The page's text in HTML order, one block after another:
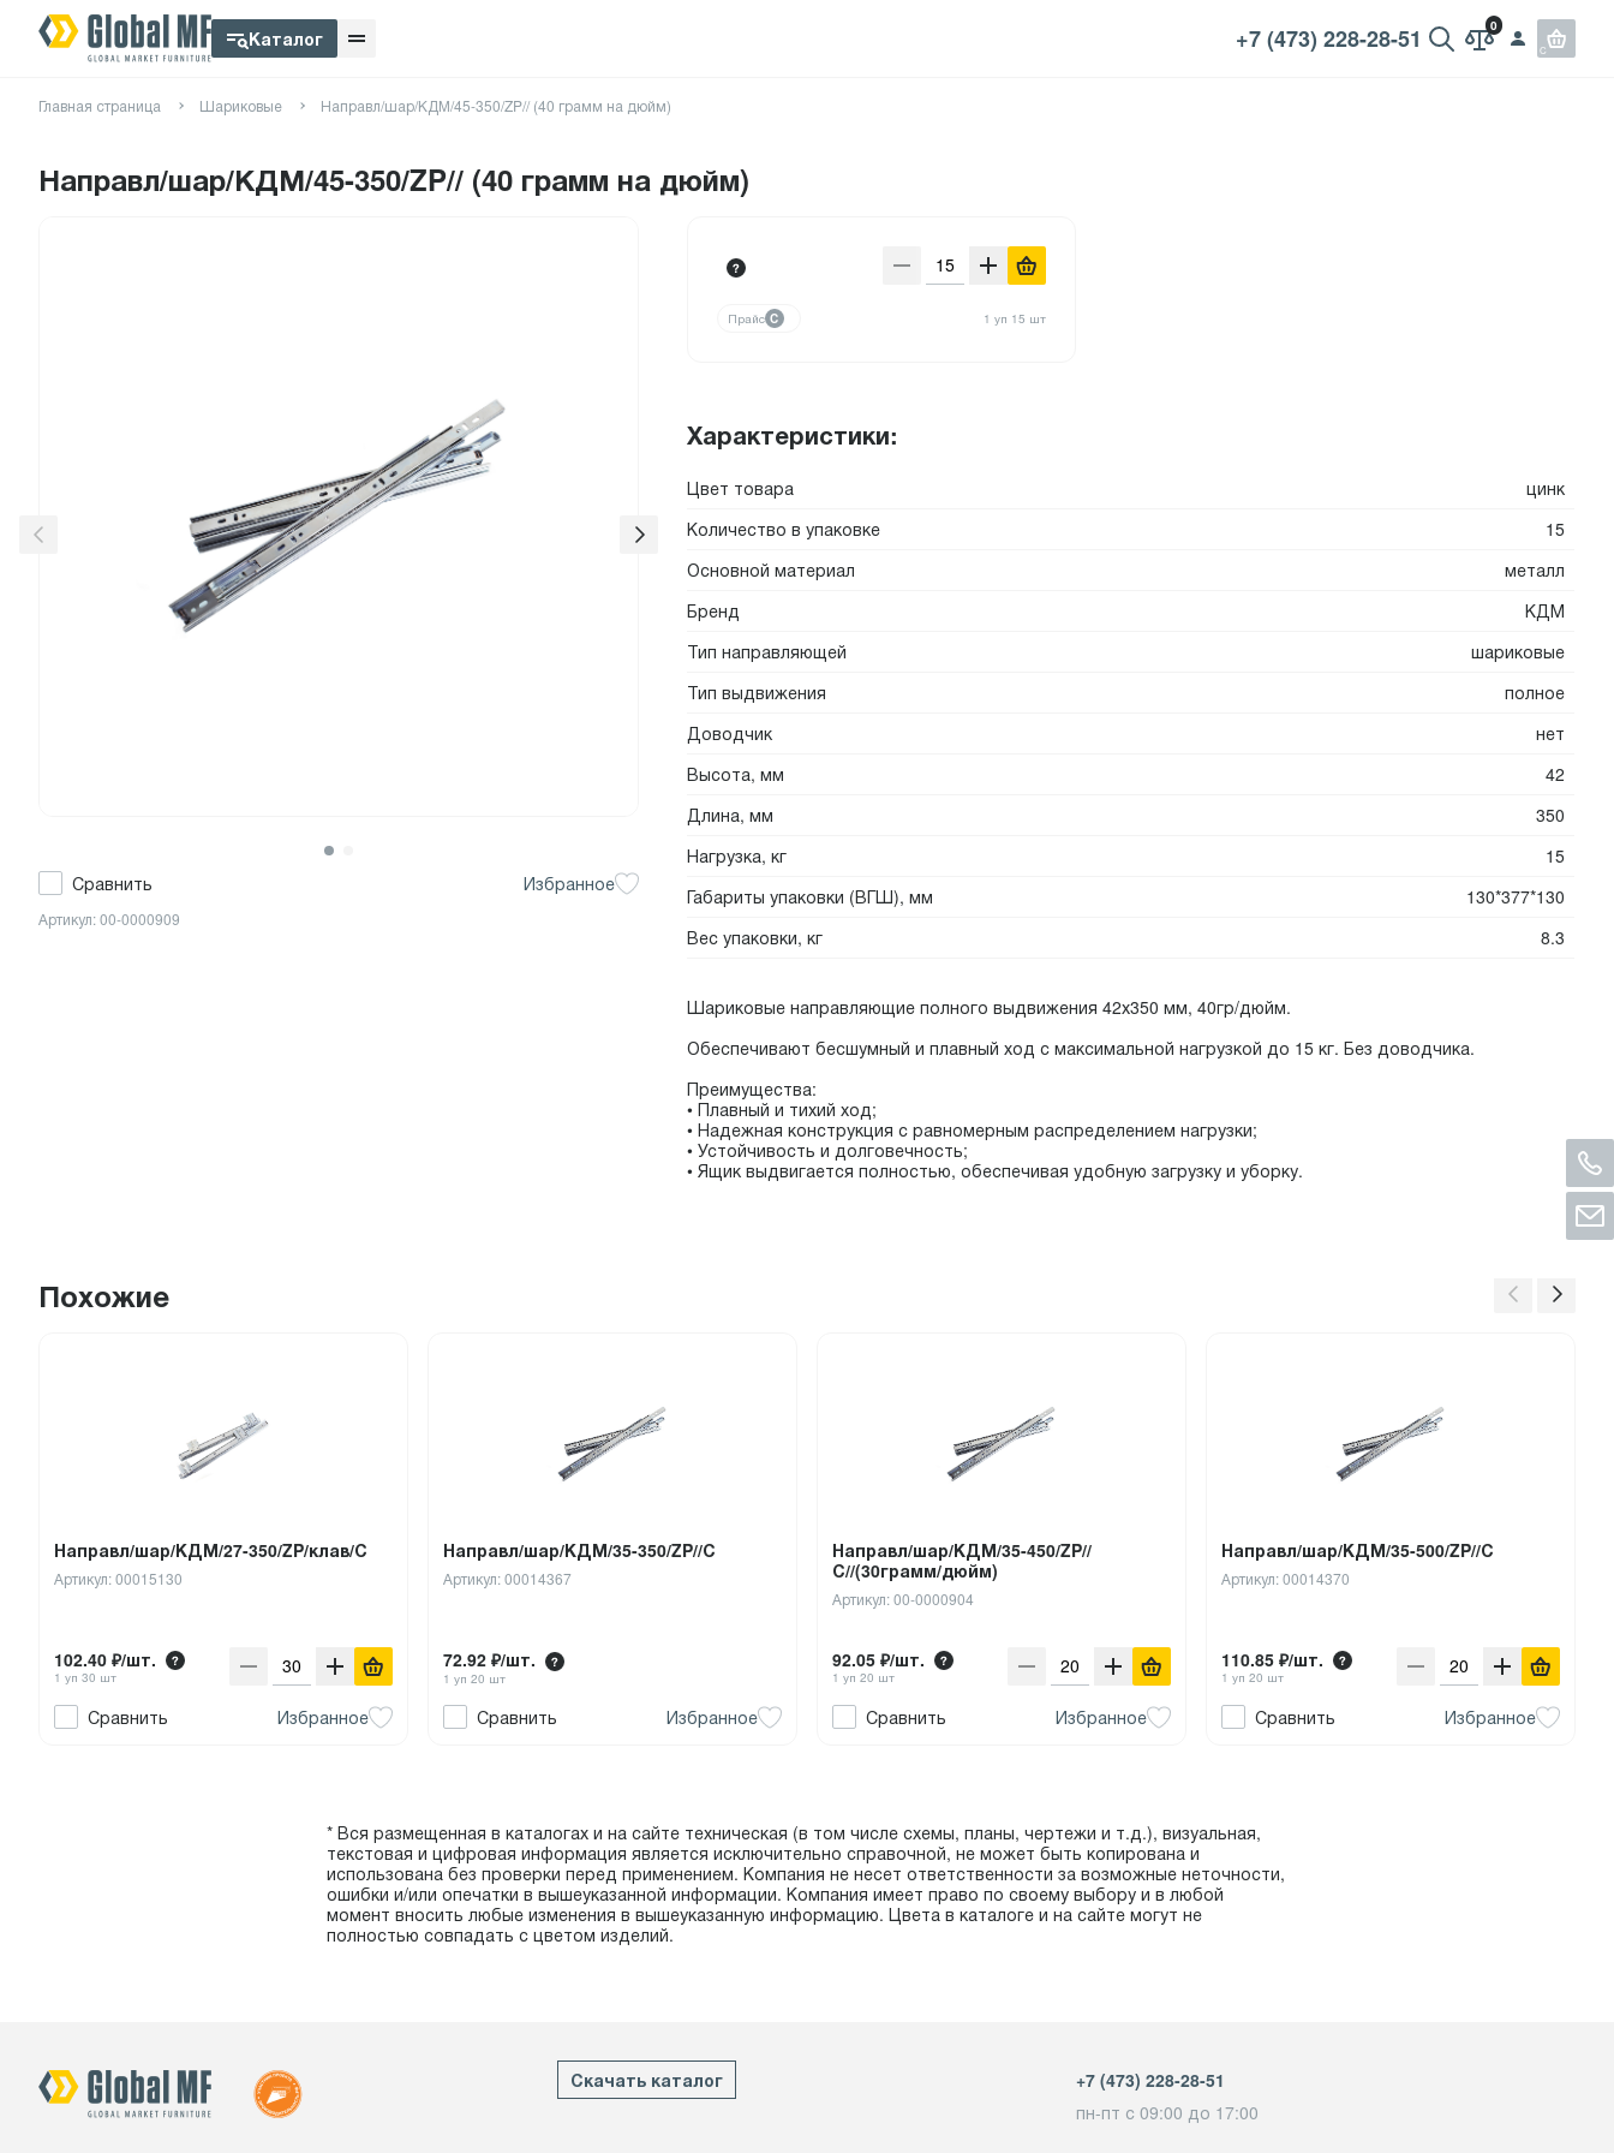
Каталог +7 (473) 228-28-51
Главная страница Шариковые Направл/шар/КДМ/45-350/ZP// (40 грамм на дюйм)
Направл/шар/КДМ/45-350/ZP// (40 грамм на дюйм)
Сравнить Избранное
Артикул: 00-0000909
Прайс C 1 уп 15 шт
Характеристики:
Цвет товара
цинк
Количество в упаковке
15
Основной материал
металл
Бренд
КДМ
Тип направляющей
шариковые
Тип выдвижения
полное
Доводчик
нет
Высота, мм
42
Длина, мм
350
Нагрузка, кг
15
Габариты упаковки (ВГШ), мм
130*377*130
Вес упаковки, кг
8.3
Шариковые направляющие полного выдвижения 42х350 мм, 40гр/дюйм.
Обеспечивают бесшумный и плавный ход с максимальной нагрузкой до 15 кг. Без доводчика.
Преимущества:
• Плавный и тихий ход;
• Надежная конструкция с равномерным распределением нагрузки;
• Устойчивость и долговечность;
• Ящик выдвигается полностью, обеспечивая удобную загрузку и уборку.
Похожие
Направл/шар/КДМ/27-350/ZP/клав/С
Артикул: 00015130
102.40 ₽/шт.
1 уп 30 шт
Сравнить Избранное
Направл/шар/КДМ/35-350/ZP//С
Артикул: 00014367
72.92 ₽/шт.
1 уп 20 шт
Сравнить Избранное
Направл/шар/КДМ/35-450/ZP//
С//(30грамм/дюйм)
Артикул: 00-0000904
92.05 ₽/шт.
1 уп 20 шт
Сравнить Избранное
Направл/шар/КДМ/35-500/ZP//С
Артикул: 00014370
110.85 ₽/шт.
1 уп 20 шт
Сравнить Избранное
* Вся размещенная в каталогах и на сайте техническая (в том числе схемы, планы, чертежи и т.д.), визуальная,
текстовая и цифровая информация является исключительно справочной, не может быть копирована и
использована без проверки перед применением. Компания не несет ответственности за возможные неточности,
ошибки и/или опечатки в вышеуказанной информации. Компания имеет право по своему выбору и в любой
момент вносить любые изменения в вышеуказанную информацию. Цвета в каталоге и на сайте могут не
полностью совпадать с цветом изделий.
Скачать каталог
+7 (473) 228-28-51
пн-пт с 09:00 до 17:00